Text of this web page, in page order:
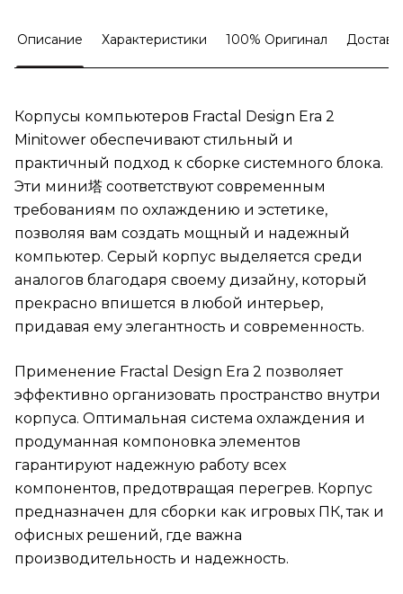
Описание Характеристики 100% Оригинал
Корпусы компьютеров Fractal Design Era 2
Minitower обеспечивают стильный и
практичный подход к сборке системного блока.
Эти мини塔 соответствуют современным
требованиям по охлаждению и эстетике,
позволяя вам создать мощный и надежный
компьютер. Серый корпус выделяется среди
аналогов благодаря своему дизайну, который
прекрасно впишется в любой интерьер,
придавая ему элегантность и современность.
Применение Fractal Design Era 2 позволяет
эффективно организовать пространство внутри
корпуса. Оптимальная система охлаждения и
продуманная компоновка элементов
гарантируют надежную работу всех
компонентов, предотвращая перегрев. Корпус
предназначен для сборки как игровых ПК, так и
офисных решений, где важна
производительность и надежность.